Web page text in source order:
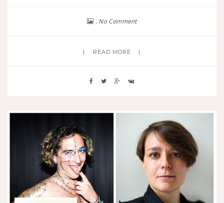
No Comment
READ MORE